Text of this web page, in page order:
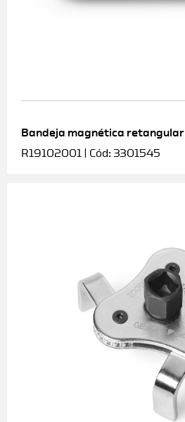
Bandeja magnética retangular
R19102001 | Cód: 3301545